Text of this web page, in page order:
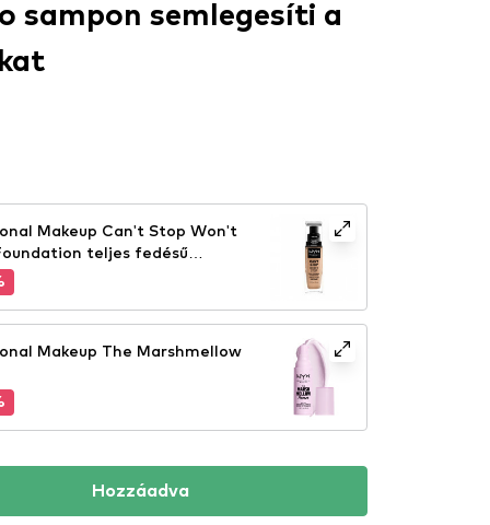
sampon semlegesíti a
Makeup Can't Stop Won't
teljes fedésű
Makeup The Marshmellow
Hozzáadva